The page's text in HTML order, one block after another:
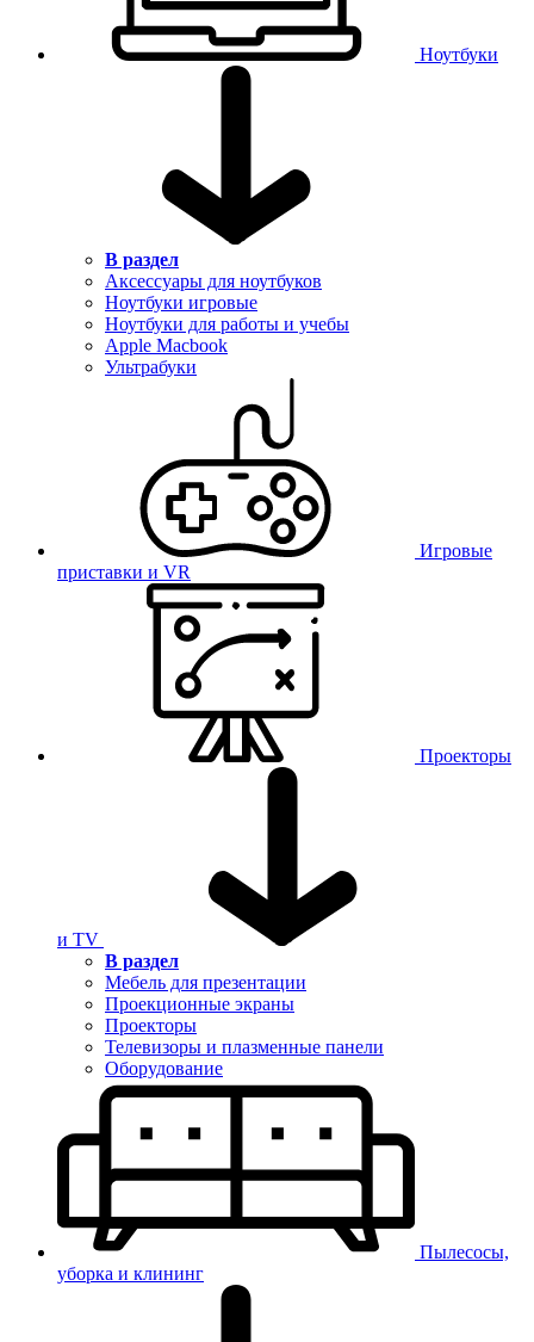
Ноутбуки
В раздел
Аксессуары для ноутбуков
Ноутбуки игровые
Ноутбуки для работы и учебы
Apple Macbook
Ультрабуки
Игровые
приставки и VR
Проекторы
и TV
В раздел
Мебель для презентации
Проекционные экраны
Проекторы
Телевизоры и плазменные панели
Оборудование
Пылесосы,
уборка и клининг